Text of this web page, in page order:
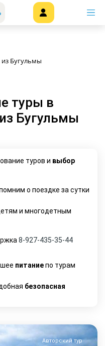
из Бугульмы
туры в
Бугульмы
туров и выбор
о поездке за сутки
и многодетным
8-927-435-35-44
питаниепо турам
безопасная
Авторский тур